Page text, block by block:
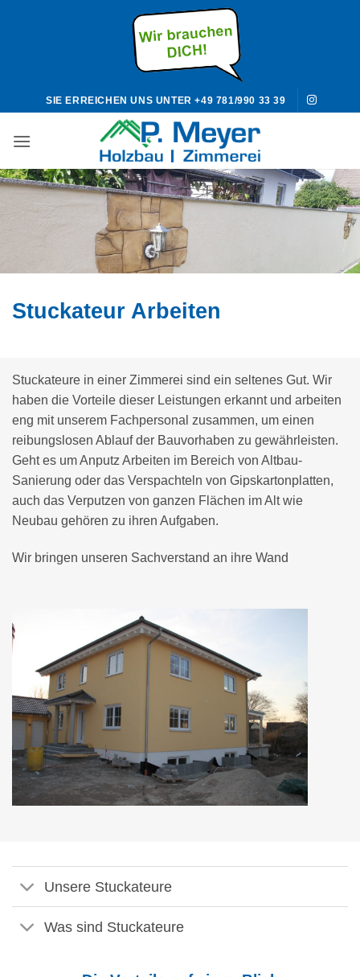
SIE ERREICHEN UNS UNTER +49 781/990 33 39
Stuckateur Arbeiten
Stuckateure in einer Zimmerei sind ein seltenes Gut. Wir
haben die Vorteile dieser Leistungen erkannt und arbeiten
eng mit unserem Fachpersonal zusammen, um einen
reibungslosen Ablauf der Bauvorhaben zu gewährleisten.
Geht es um Anputz Arbeiten im Bereich von Altbau-
Sanierung oder das Verspachteln von Gipskartonplatten,
auch das Verputzen von ganzen Flächen im Alt wie
Neubau gehören zu ihren Aufgaben.
Wir bringen unseren Sachverstand an ihre Wand
Unsere Stuckateure
Was sind Stuckateure